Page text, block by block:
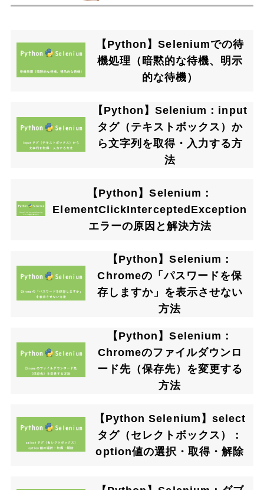
【Python】Seleniumでの待
機処理（暗黙的な待機、明示
的な待機）
【Python】Selenium：input
タグ（テキストボックス）か
ら文字列を取得・入力する方
法
【Python】Selenium：
ElementClickInterceptedException
エラーの原因と解決方法
【Python】Selenium：
Chromeの「パスワードを保
存しますか」を表示させない
方法
【Python】Selenium：
Chromeのファイルダウンロ
ード先（保存先）を変更する
方法
【Python Selenium】select
タグ（セレクトボックス）：
option値の選択・取得・解除